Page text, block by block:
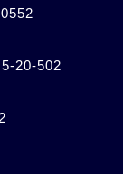
20-502